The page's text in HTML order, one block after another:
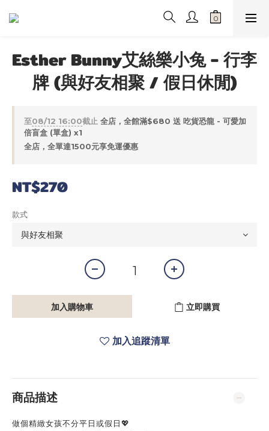
Esther Bunny艾絲樂小兔 - 行李
牌 (與好友相聚 / 假日休閒)
至08/12 16:00截止 全店，全館滿$680 送 吃貨恐龍 - 可愛加
倍盲盒 (單盒) x1
全店，全單達1500元享免運優惠
NT$270
款式
加入購物車 立即購買
加入追蹤清單
商品描述
做個精緻女孩不分平日或假日💖